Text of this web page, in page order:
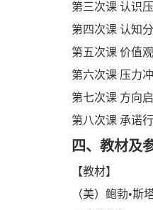
第三次课 认识
第四次课 认知
第五次课 价值
第六次课 压力
第七次课 方向
第八次课 承诺
四、教材及
【教材】
（美）鲍勃•斯